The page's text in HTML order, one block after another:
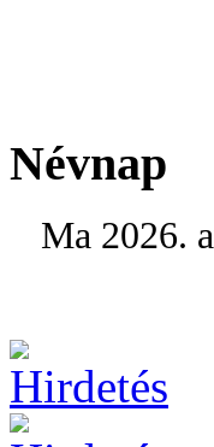
Névnap
Ma 2026.